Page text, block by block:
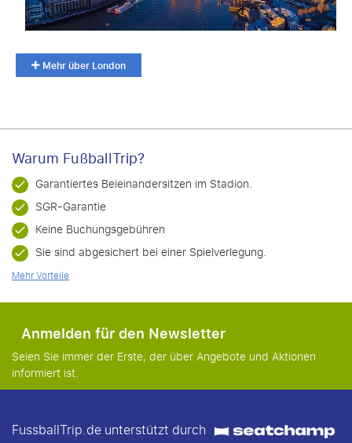
Mehr über London
Warum FußballTrip?
Garantiertes Beieinandersitzen im Stadion.
SGR-Garantie
Keine Buchungsgebühren
Sie sind abgesichert bei einer Spielverlegung.
Mehr Vorteile
Anmelden für den Newsletter
Seien Sie immer der Erste, der über Angebote und Aktionen
informiert ist.
FussballTrip.de unterstützt durch